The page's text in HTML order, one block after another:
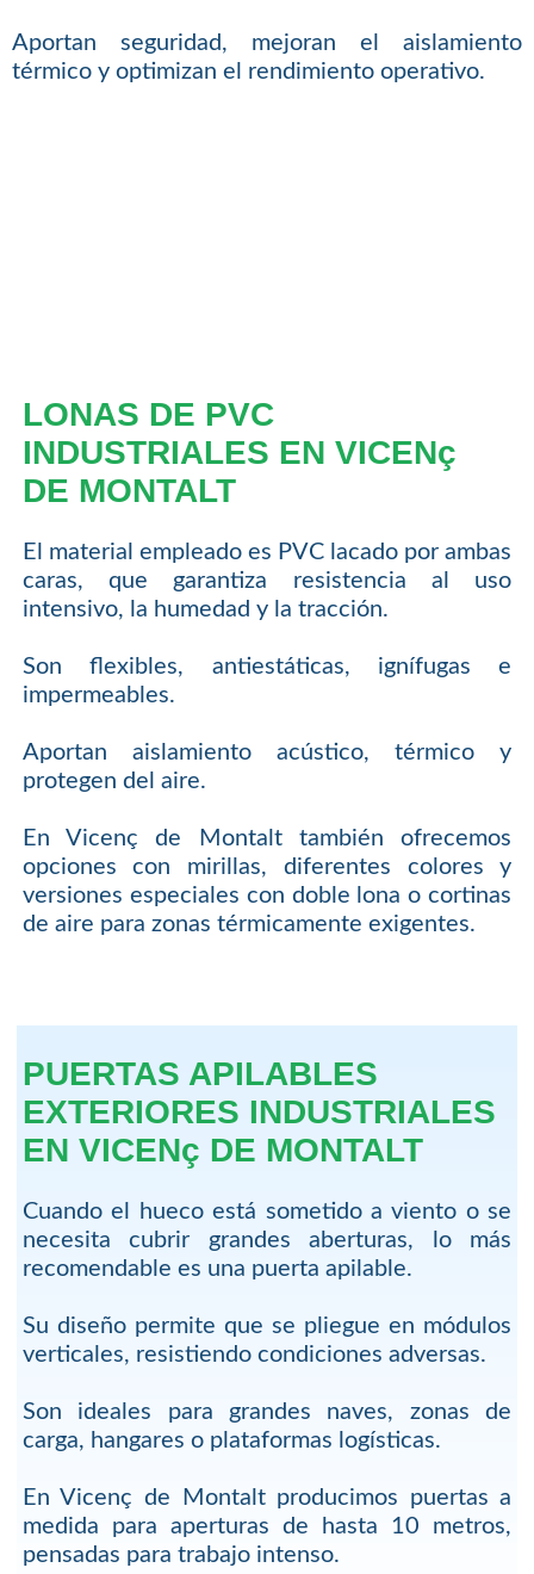
Aportan seguridad, mejoran el aislamiento
térmico y optimizan el rendimiento operativo.
LONAS DE PVC
INDUSTRIALES EN VICENç
DE MONTALT
El material empleado es PVC lacado por ambas
caras, que garantiza resistencia al uso
intensivo, la humedad y la tracción.
Son flexibles, antiestáticas, ignífugas e
impermeables.
Aportan aislamiento acústico, térmico y
protegen del aire.
En Vicenç de Montalt también ofrecemos
opciones con mirillas, diferentes colores y
versiones especiales con doble lona o cortinas
de aire para zonas térmicamente exigentes.
PUERTAS APILABLES
EXTERIORES INDUSTRIALES
EN VICENç DE MONTALT
Cuando el hueco está sometido a viento o se
necesita cubrir grandes aberturas, lo más
recomendable es una puerta apilable.
Su diseño permite que se pliegue en módulos
verticales, resistiendo condiciones adversas.
Son ideales para grandes naves, zonas de
carga, hangares o plataformas logísticas.
En Vicenç de Montalt producimos puertas a
medida para aperturas de hasta 10 metros,
pensadas para trabajo intenso.